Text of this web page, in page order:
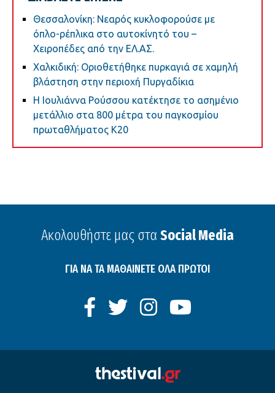
Θεσσαλονίκη: Νεαρός κυκλοφορούσε με
όπλο-ρέπλικα στο αυτοκίνητό του –
Χειροπέδες από την ΕΛ.ΑΣ.
Χαλκιδική: Οριοθετήθηκε πυρκαγιά σε χαμηλή
βλάστηση στην περιοχή Πυργαδίκια
Η Ιουλιάννα Ρούσσου κατέκτησε το ασημένιο
μετάλλιο στα 800 μέτρα του παγκοσμίου
πρωταθλήματος Κ20
Ακολουθήστε μας στα Social Media
ΓΙΑ ΝΑ ΤΑ ΜΑΘΑΙΝΕΤΕ ΟΛΑ ΠΡΩΤΟΙ